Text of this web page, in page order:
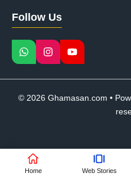
Follow Us
© 2026 Ghamasan.com •
Home Web Stories